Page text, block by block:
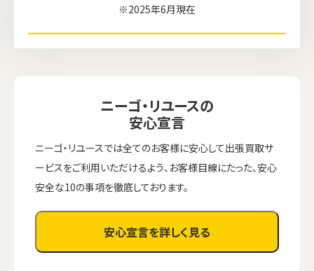
※2025年6月現在
ニーゴ・リユースの
安心宣言
ニーゴ・リユースでは全てのお客様に安心して出張買取サ
ービスをご利用いただけるよう、お客様目線にたった、安心
安全な10の事項を徹底しております。
安心宣言を詳しく見る